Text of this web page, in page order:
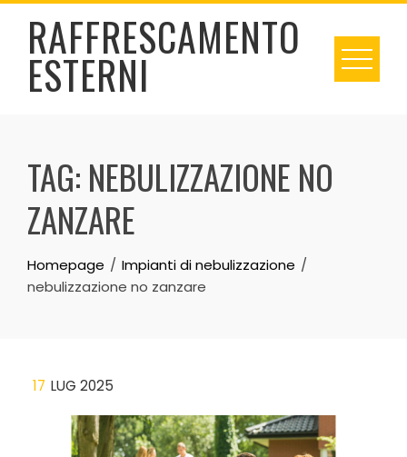
Skip
contentRAFFRESCAMENTO
ESTERNI
TAG: NEBULIZZAZIONE NO
ZANZARE
Homepage
Impianti di nebulizzazione
nebulizzazione no zanzare
17 LUG 2025